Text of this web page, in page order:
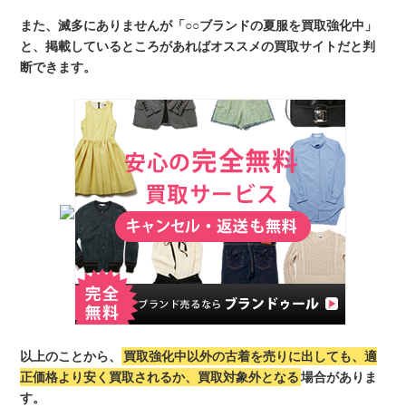
また、滅多にありませんが「○○ブランドの夏服を買取強化中」
と、掲載しているところがあればオススメの買取サイトだと判
断できます。
以上のことから、
買取強化中以外の古着を売りに出しても、適
正価格より安く買取されるか、買取対象外となる 場合がありま
す。